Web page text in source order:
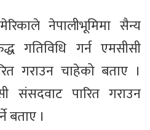
नेपालीभूमिमा सैन्य
गतिविधि गर्न एमसीसी
गराउन चाहेको बताए ।
संसदवाट पारित गराउन
बताए ।